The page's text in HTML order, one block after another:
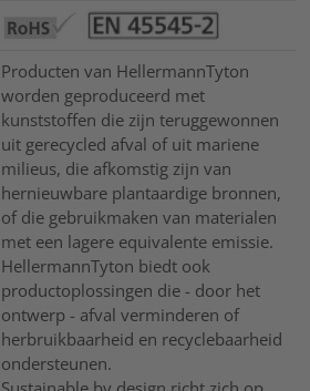
Producten van HellermannTyton
worden geproduceerd met
kunststoffen die zijn teruggewonnen
uit gerecycled afval of uit mariene
milieus, die afkomstig zijn van
hernieuwbare plantaardige bronnen,
of die gebruikmaken van materialen
met een lagere equivalente emissie.
HellermannTyton biedt ook
productoplossingen die - door het
ontwerp - afval verminderen of
herbruikbaarheid en recyclebaarheid
ondersteunen.